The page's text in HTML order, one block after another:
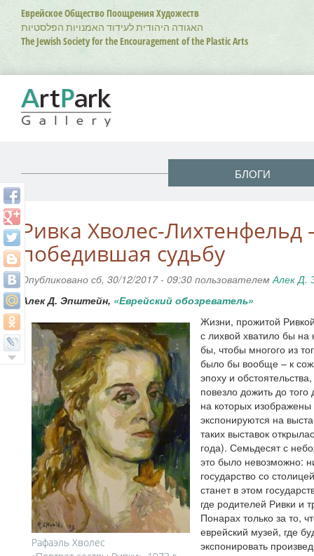
Перейти
основному
содержанию
Еврейское Общество Поощрения Художеств
האגודה היהודית לעידוד האמנויות הפלסטיות
The Jewish Society for the Encouragement of the Plastic Arts
БЛОГИ
Ривка Хволес-Лихтенфельд
победившая судьбу
Опубликовано сб, 30/12/2017 - 09:30 пользователемАлек Д.
Алек Д. Эпштейн, «Еврейский обозреватель»
Рафаэль Хволес
Жизни, прожитой
с лихвой хватило бы на
бы, чтобы многого из
было бы вообще – к
эпоху и
повезло дожить до
на которых
экспонируются на
таких выставок
года). Семьдесят с
это было невозможно:
государство со
станет в этом
где родителей Ривки и
Понарах только за то,
еврейский музей, где
экспонировать